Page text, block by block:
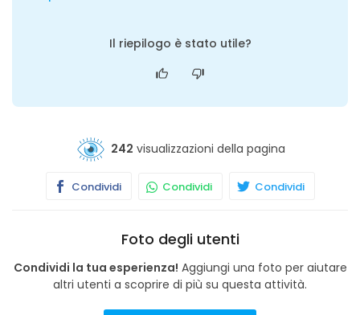
Il riepilogo è stato utile?
242 visualizzazioni della pagina
Condividi Condividi Condividi
Foto degli utenti
Condividi la tua esperienza! Aggiungi una foto per aiutare
altri utenti a scoprire di più su questa attività.